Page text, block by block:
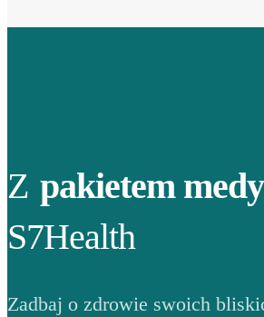
Z pakietem
S7Health
Zadbaj o zdrowie swoich